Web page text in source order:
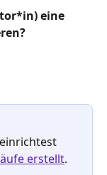
eine
erstellt.